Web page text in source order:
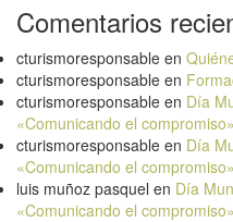
Comentarios
cturismoresponsable en
cturismoresponsable en
cturismoresponsable en Día
«Comunicando el compromiso»
cturismoresponsable en Día
«Comunicando el compromiso»
luis muñoz pasquel en Día
«Comunicando el compromiso»